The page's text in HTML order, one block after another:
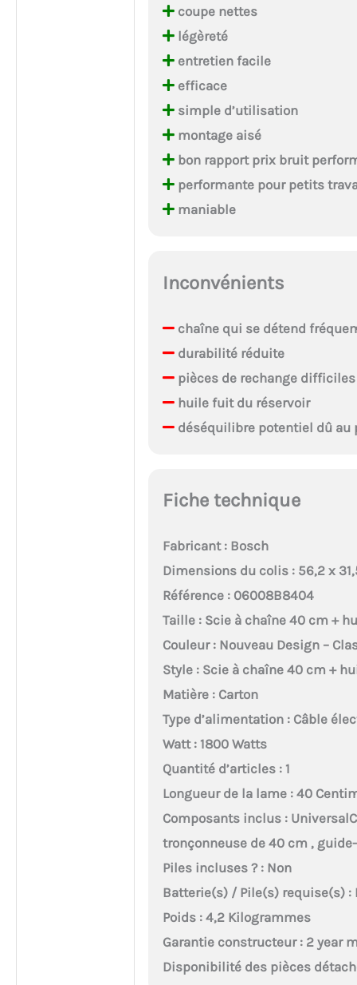
coupe nettes
légèreté
entretien facile
efficace
simple d’utilisation
montage aisé
bon rapport prix bruit
performante pour petits
maniable
Inconvénients
chaîne qui se détend
durabilité réduite
pièces de rechange
huile fuit du réservoir
déséquilibre potentiel dû au
Fiche technique
Fabricant : Bosch
Dimensions du colis : 56,2 x
Référence : 06008B8404
Taille : Scie à chaîne 40 cm +
Couleur : Nouveau Design –
Style : Scie à chaîne 40 cm +
Matière : Carton
Type d’alimentation : Câble
Watt : 1800 Watts
Quantité d’articles : 1
Longueur de la lame : 40
Composants inclus :
tronçonneuse de 40 cm ,
Piles incluses ? : Non
Batterie(s) / Pile(s) requise(s) :
Poids : 4,2 Kilogrammes
Garantie constructeur : 2 year
Disponibilité des pièces